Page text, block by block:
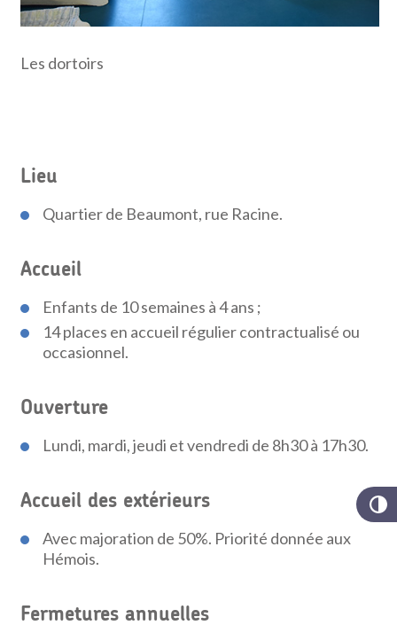
Les dortoirs
Lieu
Quartier de Beaumont, rue Racine.
Accueil
Enfants de 10 semaines à 4 ans ;
14 places en accueil régulier contractualisé ou
occasionnel.
Ouverture
Lundi, mardi, jeudi et vendredi de 8h30 à 17h30.
Accueil des extérieurs
Avec majoration de 50%. Priorité donnée aux
Hémois.
Fermetures annuelles